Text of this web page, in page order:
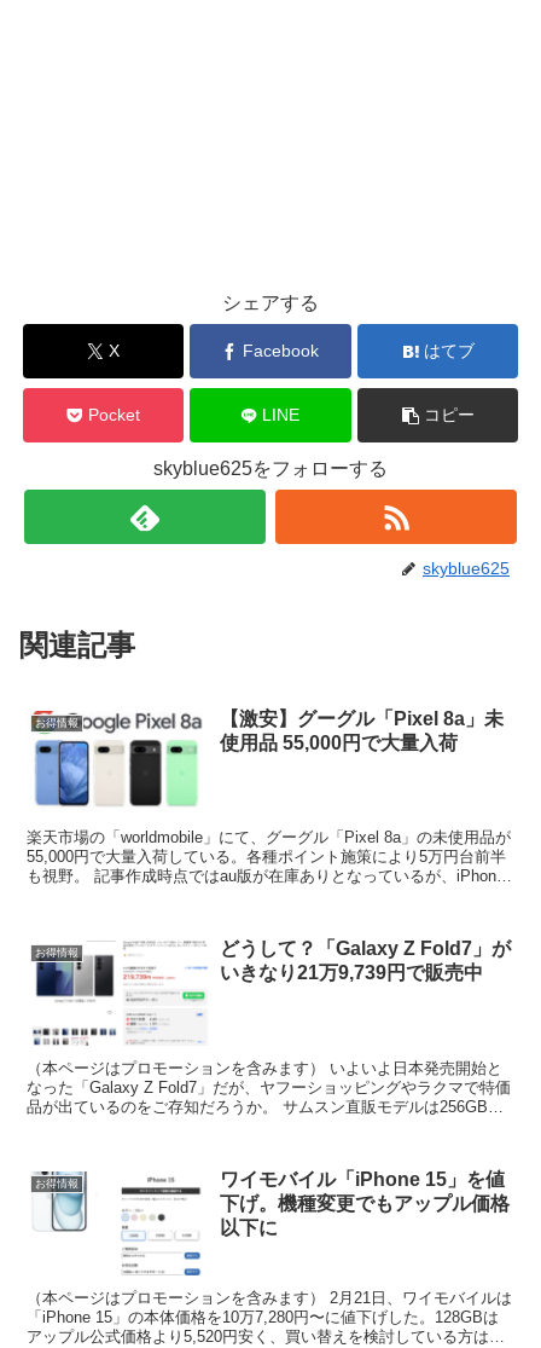
シェアする
X Facebook はてブ
Pocket LINE コピー
skyblue625をフォローする
skyblue625
関連記事
お得情報
【激安】グーグル「Pixel 8a」未
使用品 55,000円で大量入荷
楽天市場の「worldmobile」にて、グーグル「Pixel 8a」の未使用品が
55,000円で大量入荷している。各種ポイント施策により5万円台前半
も視野。 記事作成時点ではau版が在庫ありとなっているが、iPhone
お得情報
どうして？「Galaxy Z Fold7」が
いきなり21万9,739円で販売中
（本ページはプロモーションを含みます） いよいよ日本発売開始と
なった「Galaxy Z Fold7」だが、ヤフーショッピングやラクマで特価
品が出ているのをご存知だろうか。 サムスン直販モデルは256GB版
お得情報
ワイモバイル「iPhone 15」を値
下げ。機種変更でもアップル価格
以下に
（本ページはプロモーションを含みます） 2月21日、ワイモバイルは
「iPhone 15」の本体価格を10万7,280円〜に値下げした。128GBは
アップル公式価格より5,520円安く、買い替えを検討している方は機